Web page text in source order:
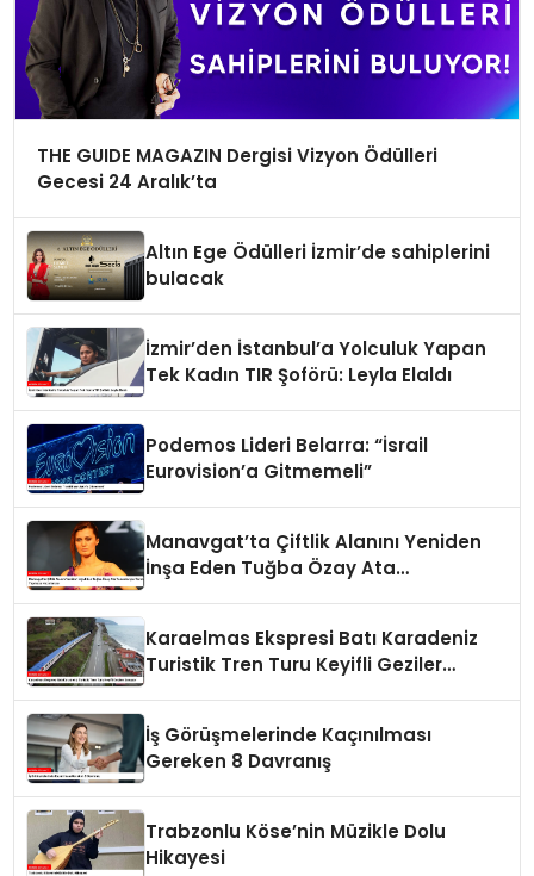
THE GUIDE MAGAZIN Dergisi Vizyon Ödülleri
Gecesi 24 Aralık’ta
Altın Ege Ödülleri İzmir’de sahiplerini
bulacak
İzmir’den İstanbul’a Yolculuk Yapan
Tek Kadın TIR Şoförü: Leyla Elaldı
Podemos Lideri Belarra: “İsrail
Eurovision’a Gitmemeli”
Manavgat’ta Çiftlik Alanını Yeniden
İnşa Eden Tuğba Özay Ata
Karaelmas Ekspresi Batı Karadeniz
Turistik Tren Turu Keyifli Geziler
İş Görüşmelerinde Kaçınılması
Gereken 8 Davranış
Trabzonlu Köse’nin Müzikle Dolu
Hikayesi